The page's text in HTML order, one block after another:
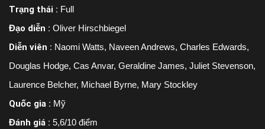
Trạng thái : Full
Đạo diễn : Oliver Hirschbiegel
Diễn viên : Naomi Watts, Naveen Andrews, Charles Edwards,
Douglas Hodge, Cas Anvar, Geraldine James, Juliet Stevenson,
Laurence Belcher, Michael Byrne, Mary Stockley
Quốc gia : Mỹ
Đánh giá : 5,6/10 điểm